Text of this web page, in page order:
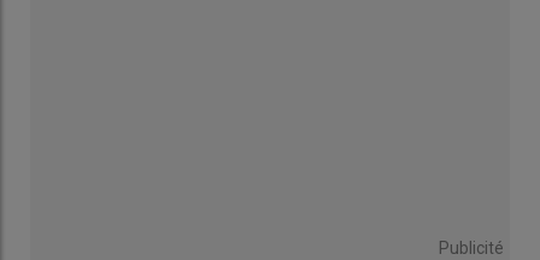
Publicité